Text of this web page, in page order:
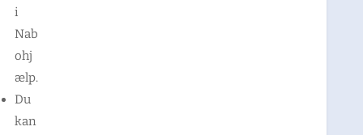
i
Nab
ohj
ælp.
Du
kan